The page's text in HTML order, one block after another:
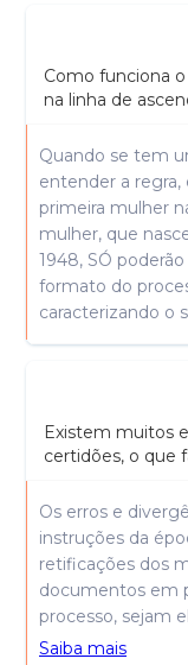
Como funciona
na linha de
Quando se tem
entender a regra,
primeira mulher
mulher, que
1948, SÓ
formato do
caracterizando o
Existem muitos
certidões, o que
Os erros e
instruções da
retificações dos
documentos em
processo, sejam
Saiba mais